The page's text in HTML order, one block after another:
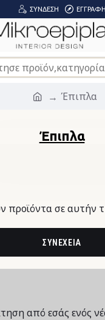
ΣΎΝΔΕΣΗ ΕΓΓΡΑΦΉ
Έπιπλα
Έπιπλα
προϊόντα σε αυτήν
ΣΥΝΈΧΕΙΑ
από εσάς ενός